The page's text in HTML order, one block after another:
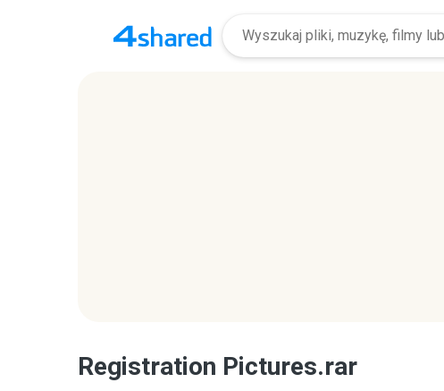
Registration Pictures.rar